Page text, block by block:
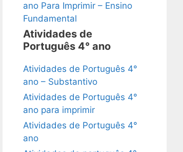
ano Para Imprimir – Ensino
Fundamental
Atividades de
Português 4° ano
Atividades de Português 4°
ano – Substantivo
Atividades de Português 4°
ano para imprimir
Atividades de Português 4°
ano